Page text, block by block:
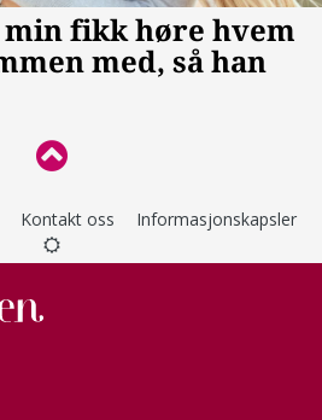
Kontakt oss Informasjonskapsler